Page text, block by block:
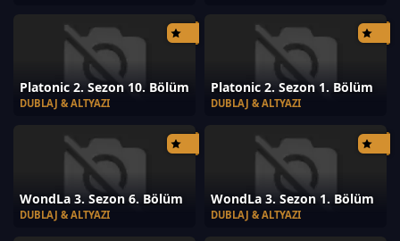
Platonic 2. Sezon 10. Bölüm
DUBLAJ & ALTYAZI
Platonic 2. Sezon 1. Bölüm
DUBLAJ & ALTYAZI
WondLa 3. Sezon 6. Bölüm
DUBLAJ & ALTYAZI
WondLa 3. Sezon 1. Bölüm
DUBLAJ & ALTYAZI